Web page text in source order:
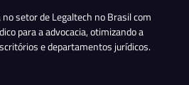
setor de Legaltech no Brasil com
para a advocacia, otimizando a
e departamentos jurídicos.